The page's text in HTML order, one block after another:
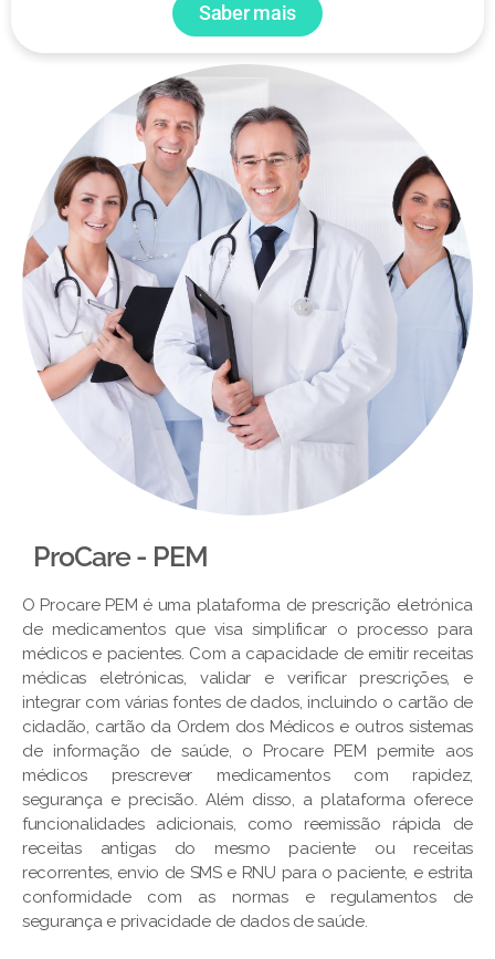
Saber mais
ProCare - PEM​
O Procare PEM é uma plataforma de prescrição eletrónica
de medicamentos que visa simplificar o processo para
médicos e pacientes. Com a capacidade de emitir receitas
médicas eletrónicas, validar e verificar prescrições, e
integrar com várias fontes de dados, incluindo o cartão de
cidadão, cartão da Ordem dos Médicos e outros sistemas
de informação de saúde, o Procare PEM permite aos
médicos prescrever medicamentos com rapidez,
segurança e precisão. Além disso, a plataforma oferece
funcionalidades adicionais, como reemissão rápida de
receitas antigas do mesmo paciente ou receitas
recorrentes, envio de SMS e RNU para o paciente, e estrita
conformidade com as normas e regulamentos de
segurança e privacidade de dados de saúde.